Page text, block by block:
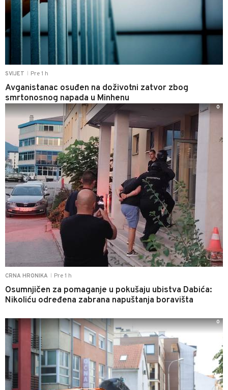
SVIJET Pre 1 h
Avganistanac osuđen na doživotni zatvor zbog
smrtonosnog napada u Minhenu
CRNA HRONIKA Pre 1 h
Osumnjičen za pomaganje u pokušaju ubistva Dabića:
Nikoliću određena zabrana napuštanja boravišta
0
0